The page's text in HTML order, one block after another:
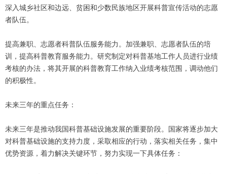
深入城乡社区和边远、贫困和少数民族地区开展科普宣传活动的志愿
者队伍。
提高兼职、志愿者科普队伍服务能力。加强兼职、志愿者队伍的培
训，提高科普教育服务能力。研究制定对科普基地工作人员进行业绩
考核的办法，将其开展的科普教育工作纳入业绩考核范围，调动他们
的积极性。
未来三年的重点任务：
未来三年是推动我国科普基础设施发展的重要阶段。国家将逐步加大
对科普基础设施的支持力度，采取相应的行动，落实相关任务，集中
优势资源，着力解决关键环节，努力实现一下具体任务：